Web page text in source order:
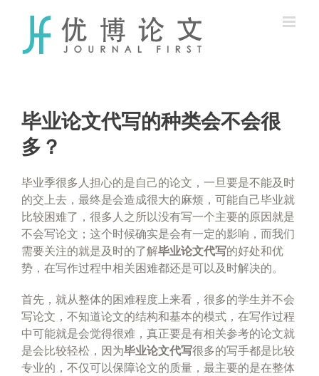
content
毕业论文代写的种类会不会很
多？
毕业季很多人担心的是自己的论文，一旦要是不能及时
的交上去，最终是会造成很大的麻烦，可能自己毕业就
比较困难了，很多人之所以没有写一个主要的原因就是
不会写论文；这个时候确实是会有一定的影响，而我们
需要关注的就是及时的了解毕业论文代写的好处和优
势，在写作过程中相关困难都还是可以及时解决的。
首先，就从整体的困难程度上来看，很多的学生并不会
写论文，不知道论文的结构和基本的模式，在写作过程
中可能就是会觉得很难，真正要是有相关参考的论文就
是会比较轻松，因为毕业论文代写很多的写手都是比较
专业的，不仅可以保障论文的质量，最主要的是在整体